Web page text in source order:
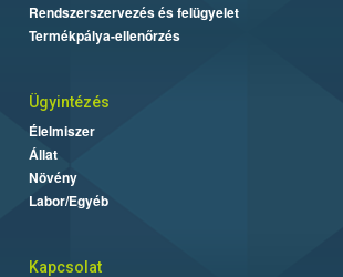
Rendszerszervezés és felügyelet
Termékpálya-ellenőrzés
Ügyintézés
Élelmiszer
Állat
Növény
Labor/Egyéb
Kapcsolat